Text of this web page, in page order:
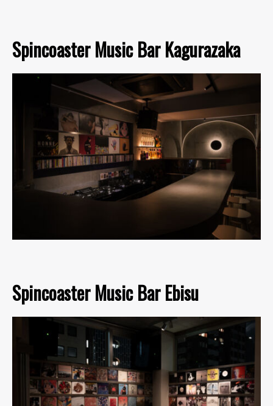
Spincoaster Music Bar Kagurazaka
Spincoaster Music Bar Ebisu